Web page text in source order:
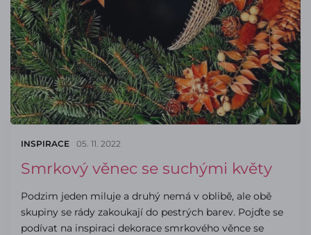
INSPIRACE 05. 11. 2022
Smrkový věnec se suchými květy
Podzim jeden miluje a druhý nemá v oblibě, ale obě
skupiny se rády zakoukají do pestrých barev. Pojďte se
podívat na inspiraci dekorace smrkového věnce se